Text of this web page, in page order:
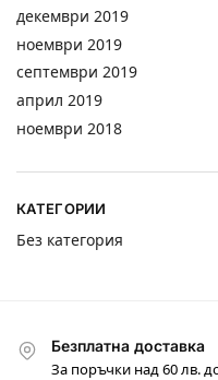
декември 2019
ноември 2019
септември 2019
април 2019
ноември 2018
КАТЕГОРИИ
Без категория
Безплатна доставка
За поръчки над 60 лв.